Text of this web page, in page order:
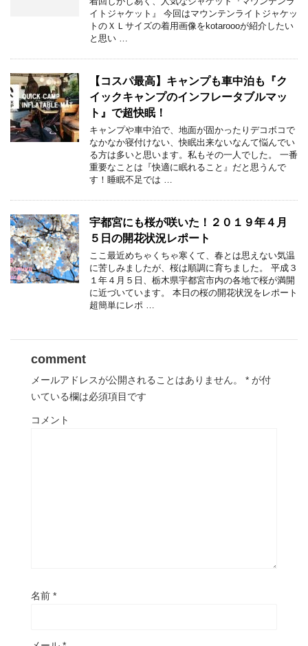
イトジャケット』 今回はマウンテンライトジャケッ
トのＸＬサイズの着用画像をkotaroooが紹介したい
と思い …
【コスパ最高】キャンプも車中泊も『ク
イックキャンプのインフレータブルマッ
ト』で超快眠！
キャンプや車中泊で、地面が固かったりデコボコで
なかなか寝付けない、快眠出来ないなんて悩んでい
る方は多いと思います。私もその一人でした。 一番
重要なことは『快適に眠れること』だと思うんで
す！睡眠不足では …
宇都宮にも桜が咲いた！２０１９年４月
５日の開花状況レポート
ここ最近めちゃくちゃ寒くて、春とは思えない気温
に苦しみましたが、桜は順調に育ちました。 平成３
１年４月５日、栃木県宇都宮市内の各地で桜が満開
に近づいています。 本日の桜の開花状況をレポート
超簡単にレポ …
comment
メールアドレスが公開されることはありません。 * が付
いている欄は必須項目です
コメント
名前 *